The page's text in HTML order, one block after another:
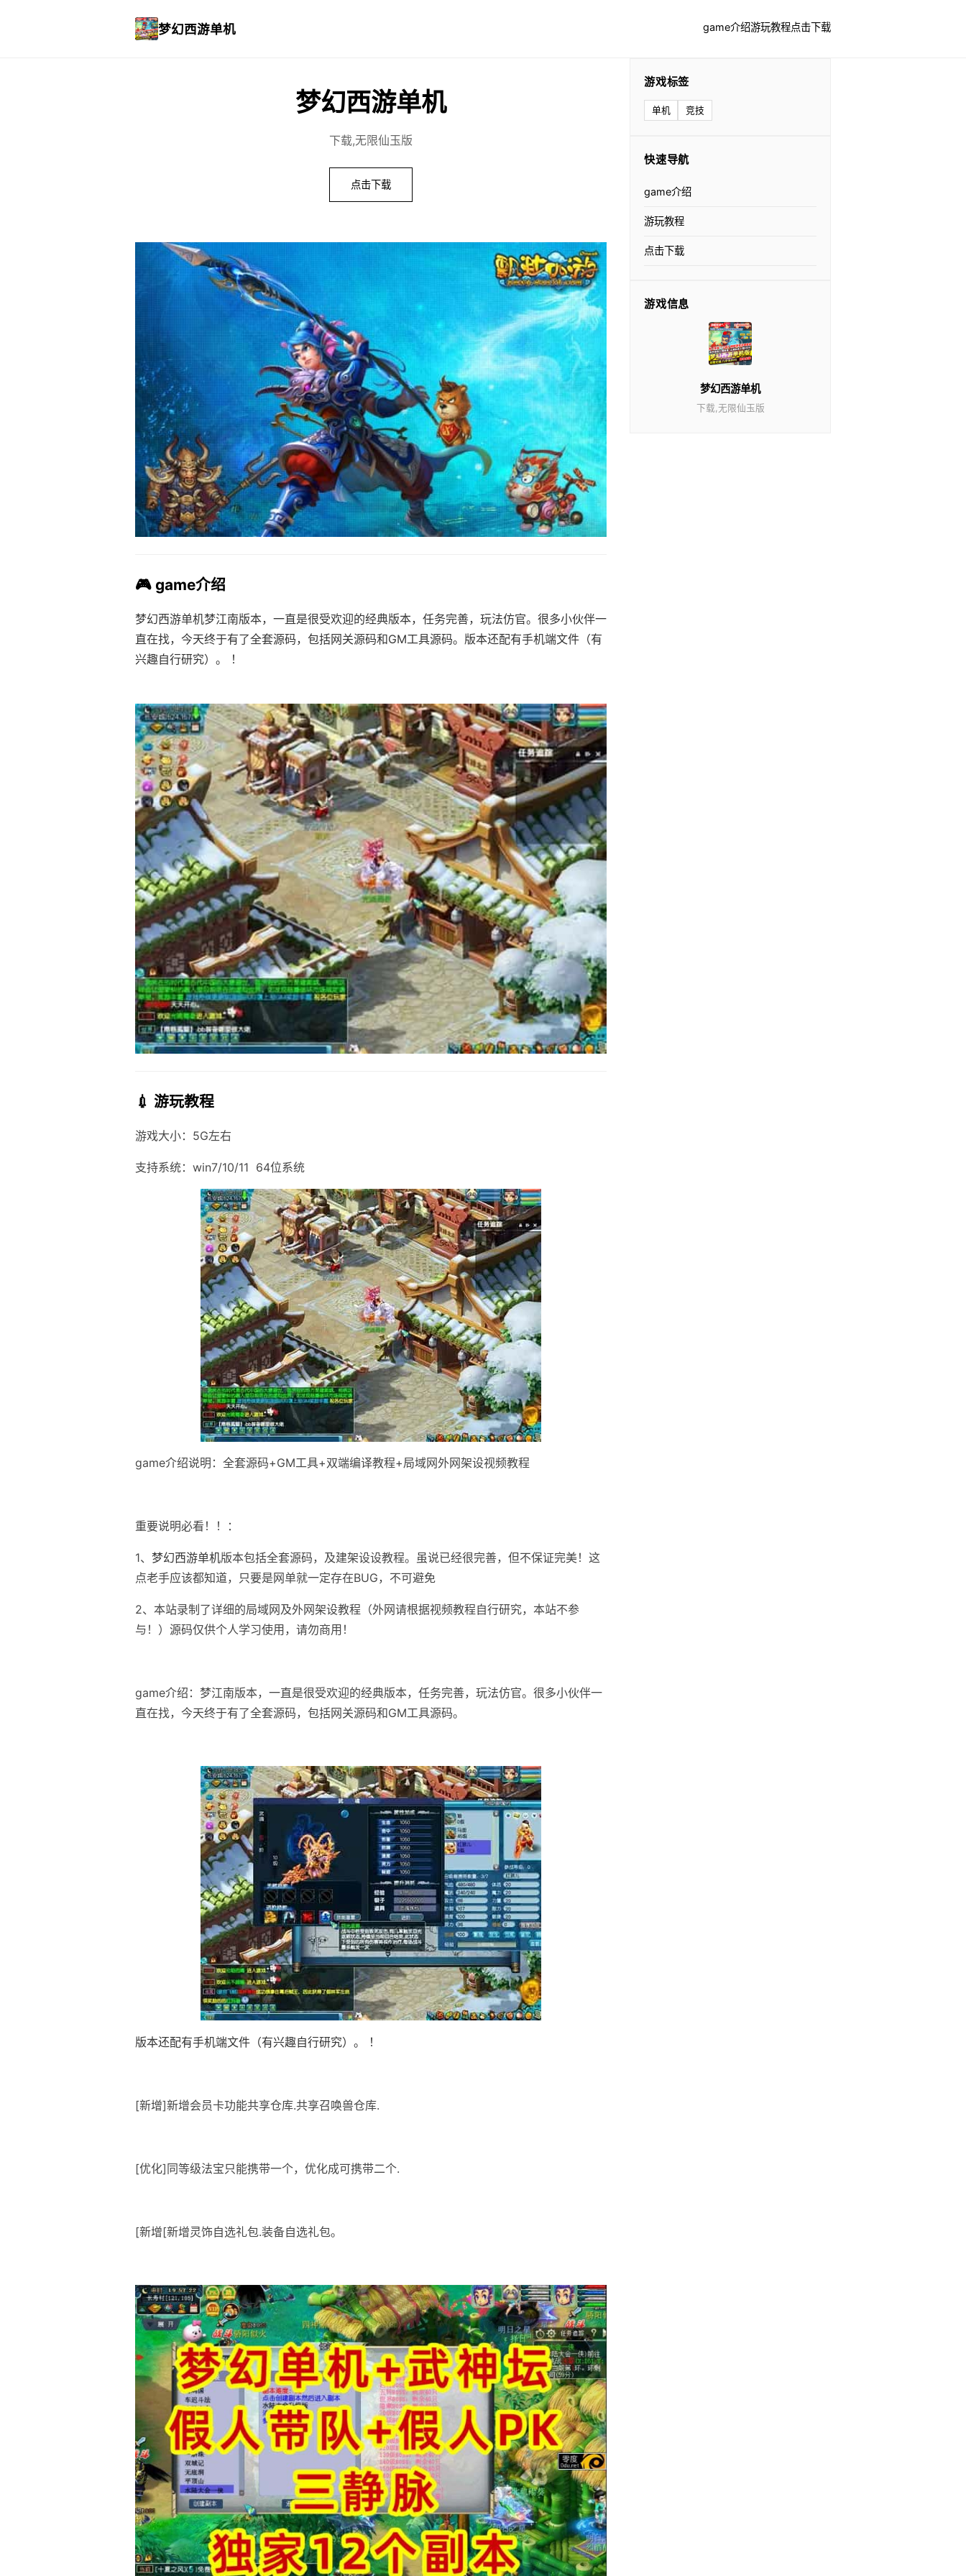
梦幻西游单机 game介绍游玩教程点击下载
梦幻西游单机
下载,无限仙玉版
点击下载
🎮 game介绍
梦幻西游单机梦江南版本，一直是很受欢迎的经典版本，任务完善，玩法仿官。很多小伙伴一
直在找，今天终于有了全套源码，包括网关源码和GM工具源码。版本还配有手机端文件（有
兴趣自行研究）。 ！
💉 游玩教程
游戏大小：5G左右
支持系统：win7/10/11 64位系统
game介绍说明：全套源码+GM工具+双端编译教程+局域网外网架设视频教程
重要说明必看！！：
1、 梦幻西游单机版本包括全套源码，及建架设设教程。虽说已经很完善，但不保证完美！这
点老手应该都知道，只要是网单就一定存在BUG，不可避免
2、本站录制了详细的局域网及外网架设教程（外网请根据视频教程自行研究，本站不参
与！）源码仅供个人学习使用，请勿商用！
game介绍：梦江南版本，一直是很受欢迎的经典版本，任务完善，玩法仿官。很多小伙伴一
直在找，今天终于有了全套源码，包括网关源码和GM工具源码。
版本还配有手机端文件（有兴趣自行研究）。 ！
[新增]新增会员卡功能共享仓库.共享召唤兽仓库.
[优化]同等级法宝只能携带一个，优化成可携带二个.
[新增[新增灵饰自选礼包.装备自选礼包。
游戏标签
单机 竞技
快速导航
game介绍
游玩教程
点击下载
游戏信息
梦幻西游单机
下载,无限仙玉版